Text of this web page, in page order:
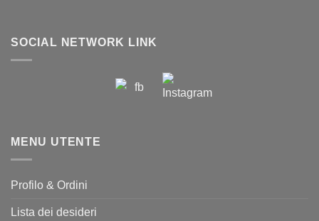
SOCIAL NETWORK LINK
MENU UTENTE
Profilo & Ordini
Lista dei desideri